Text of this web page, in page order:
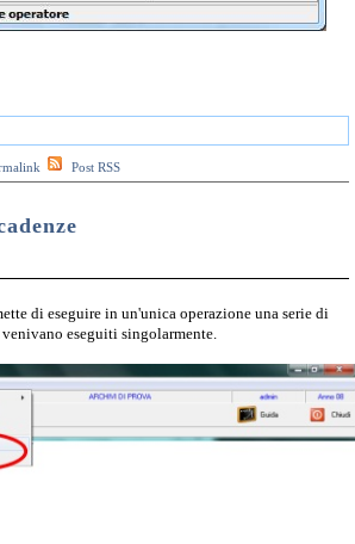
Post RSS
di eseguire in un'unica operazione una serie di
eseguiti singolarmente.